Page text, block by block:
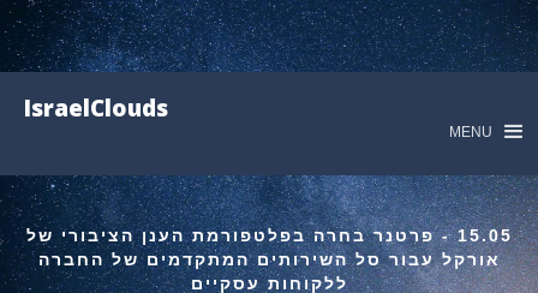
IsraelClouds
MENU
15.05 - פרטנר בחרה בפלטפורמת הענן הציבורי של
אורקל עבור סל השירותים המתקדמים של החברה
ללקוחות עסקיים